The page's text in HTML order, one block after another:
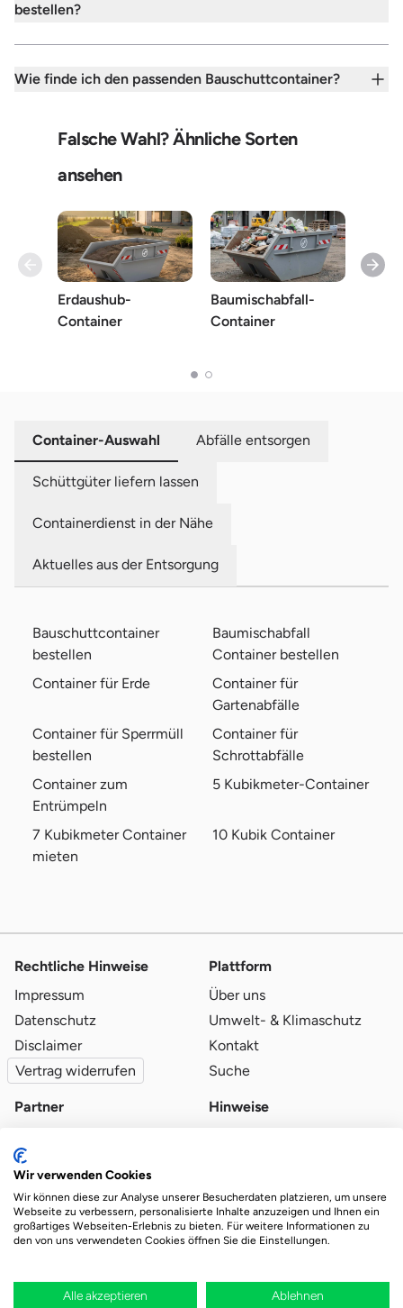
bestellen?
Wie finde ich den passenden Bauschuttcontainer?
Falsche Wahl? Ähnliche Sorten
ansehen
Erdaushub-
Container
Baumischabfall-
Container
Container-Auswahl Abfälle entsorgen
Schüttgüter liefern lassen
Containerdienst in der Nähe
Aktuelles aus der Entsorgung
Bauschuttcontainer
bestellen
Baumischabfall
Container bestellen
Container für Erde
Container für
Gartenabfälle
Container für Sperrmüll
bestellen
Container für
Schrottabfälle
Container zum
Entrümpeln
5 Kubikmeter-Container
7 Kubikmeter Container
mieten
10 Kubik Container
Rechtliche Hinweise
Impressum
Datenschutz
Disclaimer
Vertrag widerrufen
Plattform
Über uns
Umwelt- & Klimaschutz
Kontakt
Suche
Partner
Qualitätsvoraussetzungen
Partner-Login
Hinweise
Das Ökosystem für beste Ver- und Entsorgung
Durch deine Bestellung wird regional aufgeforstet
Wir verwenden Cookies
Wir können diese zur Analyse unserer Besucherdaten platzieren, um unsere
Webseite zu verbessern, personalisierte Inhalte anzuzeigen und Ihnen ein
großartiges Webseiten-Erlebnis zu bieten. Für weitere Informationen zu
den von uns verwendeten Cookies öffnen Sie die Einstellungen.
Alle akzeptieren Ablehnen